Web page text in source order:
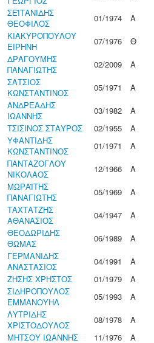
ΣΕΪΤΑΝΙΔΗΣ
ΘΕΟΦΙΛΟΣ
01/1974
Α
ΚΙΑΚΥΡΟΠΟΥΛΟΥ
ΕΙΡΗΝΗ
07/1976
Θ
ΔΡΑΓΟΥΜΗΣ
ΠΑΝΑΓΙΩΤΗΣ
02/2009
Α
ΣΑΤΣΙΟΣ
ΚΩΝΣΤΑΝΤΙΝΟΣ
05/1971
Α
ΑΝΔΡΕΑΔΗΣ
ΙΩΑΝΝΗΣ
03/1982
Α
ΤΣΙΣΙΝΟΣ ΣΤΑΥΡΟΣ 02/1955
Α
ΥΦΑΝΤΙΔΗΣ
ΚΩΝΣΤΑΝΤΙΝΟΣ
01/1971
Α
ΠΑΝΤΑΖΟΓΛΟΥ
ΝΙΚΟΛΑΟΣ
12/1966
Α
ΜΩΡΑΪΤΗΣ
ΠΑΝΑΓΙΩΤΗΣ
05/1969
Α
ΤΑΧΤΑΤΖΗΣ
ΑΘΑΝΑΣΙΟΣ
04/1947
Α
ΘΕΟΔΩΡΙΔΗΣ
ΘΩΜΑΣ
06/1989
Α
ΓΕΡΜΑΝΙΔΗΣ
ΑΝΑΣΤΑΣΙΟΣ
04/1991
Α
ΖΗΣΗΣ ΧΡΗΣΤΟΣ 01/1979
Α
ΣΙΔΗΡΟΠΟΥΛΟΣ
ΕΜΜΑΝΟΥΗΛ
05/1993
Α
ΛΥΤΡΙΔΗΣ
ΧΡΙΣΤΟΔΟΥΛΟΣ
08/1978
Α
ΜΗΤΣΟΥ ΙΩΑΝΝΗΣ 11/1976
Α